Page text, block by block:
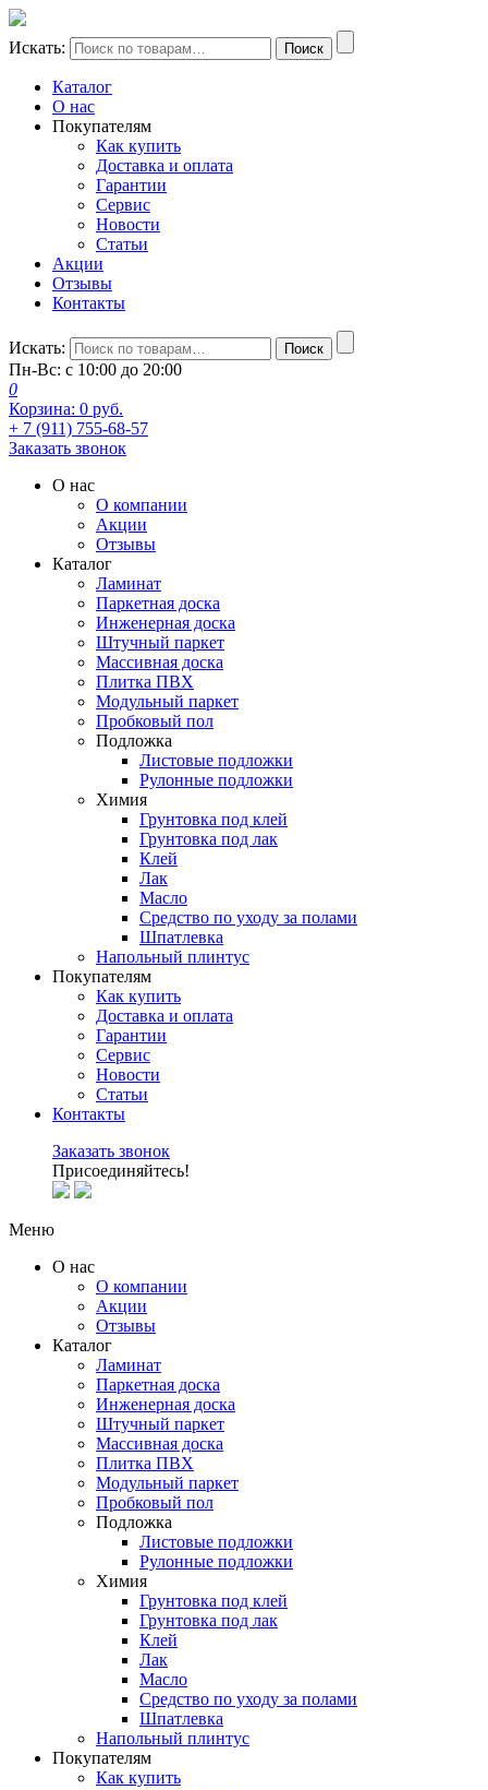
Искать: Поиск
Каталог
О нас
Покупателям
Как купить
Доставка и оплата
Гарантии
Сервис
Новости
Статьи
Акции
Отзывы
Контакты
Искать: Поиск
Пн-Вс: с 10:00 до 20:00
0
Корзина: 0 руб.
+ 7 (911) 755-68-57
Заказать звонок
О нас
О компании
Акции
Отзывы
Каталог
Ламинат
Паркетная доска
Инженерная доска
Штучный паркет
Массивная доска
Плитка ПВХ
Модульный паркет
Пробковый пол
Подложка
Листовые подложки
Рулонные подложки
Химия
Грунтовка под клей
Грунтовка под лак
Клей
Лак
Масло
Средство по уходу за полами
Шпатлевка
Напольный плинтус
Покупателям
Как купить
Доставка и оплата
Гарантии
Сервис
Новости
Статьи
Контакты
Заказать звонок
Присоединяйтесь!
Меню
О нас
О компании
Акции
Отзывы
Каталог
Ламинат
Паркетная доска
Инженерная доска
Штучный паркет
Массивная доска
Плитка ПВХ
Модульный паркет
Пробковый пол
Подложка
Листовые подложки
Рулонные подложки
Химия
Грунтовка под клей
Грунтовка под лак
Клей
Лак
Масло
Средство по уходу за полами
Шпатлевка
Напольный плинтус
Покупателям
Как купить